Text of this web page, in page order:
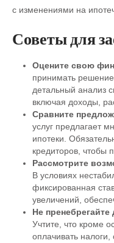
с изменениями на
Советы для
Оцените свою
принимать
детальный анализ
включая доходы,
Сравните
услуг предлагает
ипотеки.
кредиторов, чтобы
Рассмотрите
В условиях
фиксированная
увеличений,
Не
Учтите, что кроме
оплачивать налоги,